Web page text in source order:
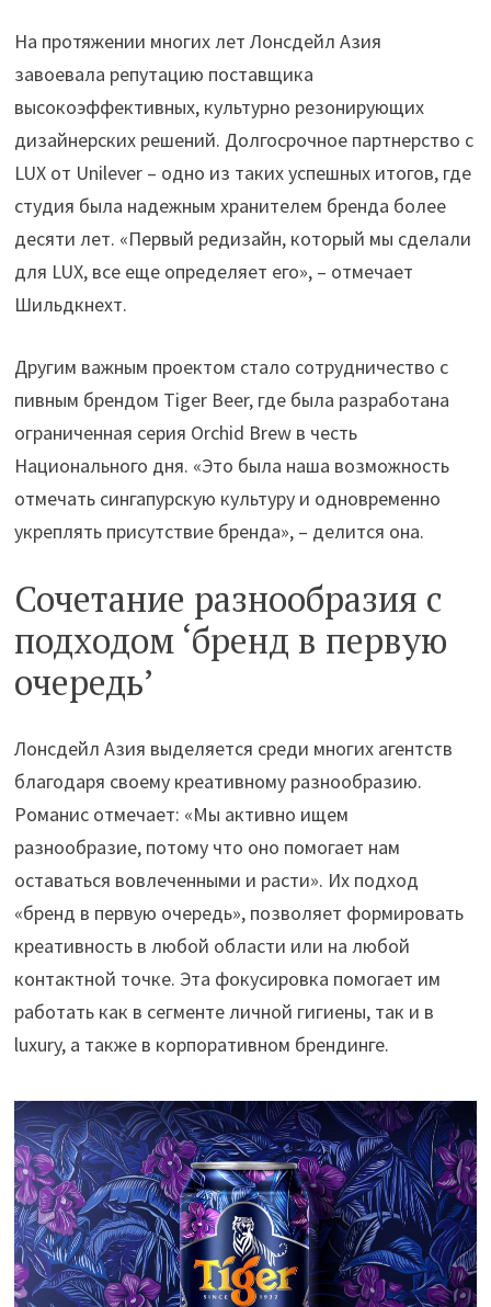
На протяжении многих лет Лонсдейл Азия
завоевала репутацию поставщика
высокоэффективных, культурно резонирующих
дизайнерских решений. Долгосрочное партнерство с
LUX от Unilever – одно из таких успешных итогов, где
студия была надежным хранителем бренда более
десяти лет. «Первый редизайн, который мы сделали
для LUX, все еще определяет его», – отмечает
Шильдкнехт.
Другим важным проектом стало сотрудничество с
пивным брендом Tiger Beer, где была разработана
ограниченная серия Orchid Brew в честь
Национального дня. «Это была наша возможность
отмечать сингапурскую культуру и одновременно
укреплять присутствие бренда», – делится она.
Сочетание разнообразия с
подходом ‘бренд в первую
очередь’
Лонсдейл Азия выделяется среди многих агентств
благодаря своему креативному разнообразию.
Романис отмечает: «Мы активно ищем
разнообразие, потому что оно помогает нам
оставаться вовлеченными и расти». Их подход
«бренд в первую очередь», позволяет формировать
креативность в любой области или на любой
контактной точке. Эта фокусировка помогает им
работать как в сегменте личной гигиены, так и в
luxury, а также в корпоративном брендинге.